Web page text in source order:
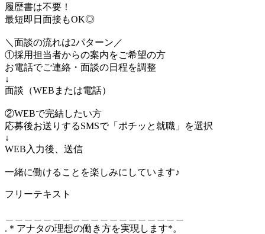
履歴書は不要！
最短即日面接もOK◎
＼面談の流れは2パターン／
①採用担当者からの案内をご希望の方
お電話でご連絡・面談の日程を調整
↓
面談（WEBまたは電話）
②WEBで完結したい方
応募後お送りするSMSで「ポチッと就職」を選択
↓
WEB入力後、送信
一緒に働けることを楽しみにしています♪
フリーテキスト
.＊アナタの理想の働き方を実現します*。